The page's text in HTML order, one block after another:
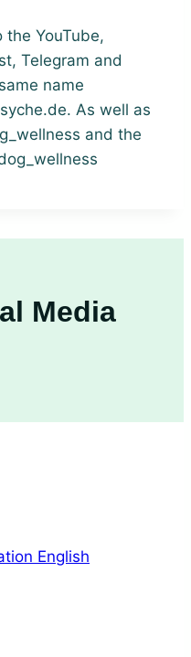
YouTube,
Telegram and
name
As well as
and the
Media
English